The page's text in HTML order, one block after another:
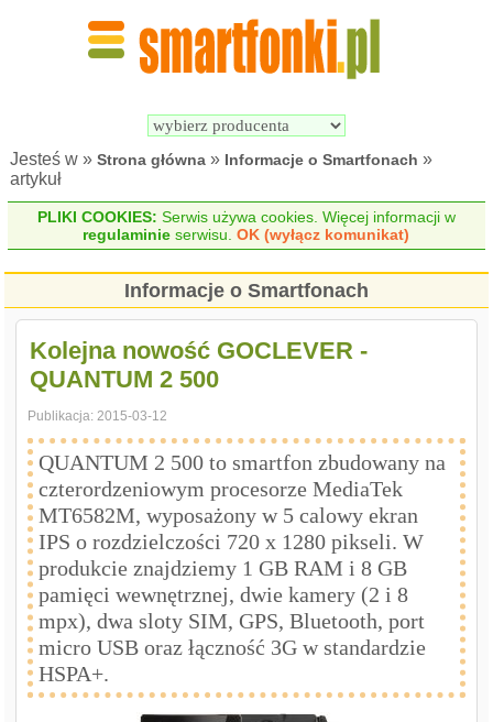
Jesteś w »Strona główna » Informacje o Smartfonach »
artykuł
PLIKI COOKIES: Serwis używa cookies. Więcej informacji w
regulaminie serwisu.OK (wyłącz komunikat)
Informacje o Smartfonach
Kolejna nowość GOCLEVER -
QUANTUM 2 500
Publikacja:2015-03-12
QUANTUM 2 500 to smartfon zbudowany na
czterordzeniowym procesorze MediaTek
MT6582M, wyposażony w 5 calowy ekran
IPS o rozdzielczości 720 x 1280 pikseli. W
produkcie znajdziemy 1 GB RAM i 8 GB
pamięci wewnętrznej, dwie kamery (2 i 8
mpx), dwa sloty SIM, GPS, Bluetooth, port
micro USB oraz łączność 3G w standardzie
HSPA+.